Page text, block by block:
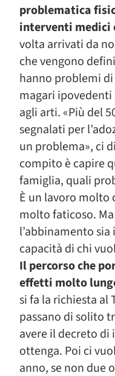
problematica
interventi medici
volta arrivati da
che vengono
hanno problemi
magari
agli arti. «Più del
segnalati per
un problema», ci
compito è capire
famiglia, quali
È un lavoro molto
molto faticoso.
l’abbinamento
capacità di chi
Il percorso che
effetti molto
si fa la richiesta al
passano di solito
avere il decreto di
ottenga. Poi ci
anno, se non due